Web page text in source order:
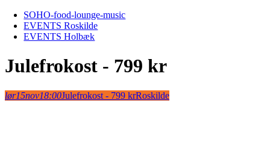
Skip
content
SOHO-food-lounge-music
EVENTS Roskilde
EVENTS Holbæk
Julefrokost - 799 kr
lør15nov18:00Julefrokost - 799 krRoskilde